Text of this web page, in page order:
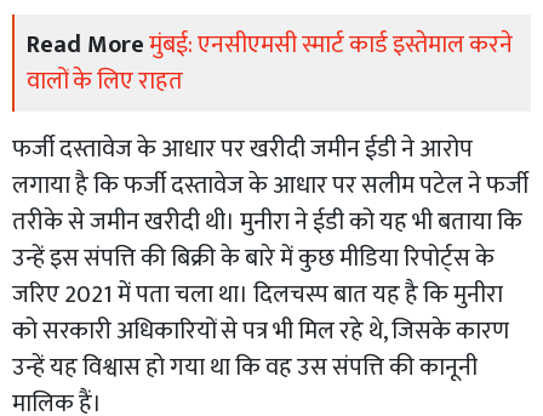
Read Moreमुंबई: एनसीएमसी स्मार्ट कार्ड इस्तेमाल करने
वालों के लिए राहत
फर्जी दस्तावेज के आधार पर खरीदी जमीन ईडी ने आरोप
लगाया है कि फर्जी दस्तावेज के आधार पर सलीम पटेल ने फर्जी
तरीके से जमीन खरीदी थी। मुनीरा ने ईडी को यह भी बताया कि
उन्हें इस संपत्ति की बिक्री के बारे में कुछ मीडिया रिपोर्ट्स के
जरिए 2021 में पता चला था। दिलचस्प बात यह है कि मुनीरा
को सरकारी अधिकारियों से पत्र भी मिल रहे थे, जिसके कारण
उन्हें यह विश्वास हो गया था कि वह उस संपत्ति की कानूनी
मालिक हैं।